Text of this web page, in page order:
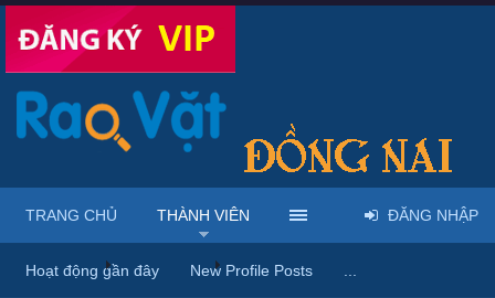
Trang chủ Thành viên bestwatches168
TRANG CHỦ THÀNH VIÊN
Hoạt động gần đây New Profile Posts
ĐĂNG NHẬP